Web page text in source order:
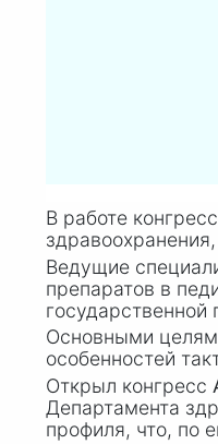
В работе
Ведущие
препаратов в
государственной
Основными
особенностей
Открыл конгресс
Департамента
профиля, что, по